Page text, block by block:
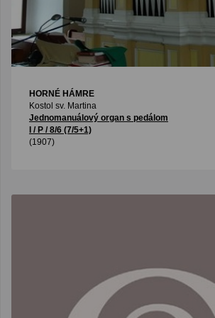
HORNÉ HÁMRE
Kostol sv. Martina
Jednomanuálový organ s pedálom
I / P / 8/6 (7/5+1)
(1907)